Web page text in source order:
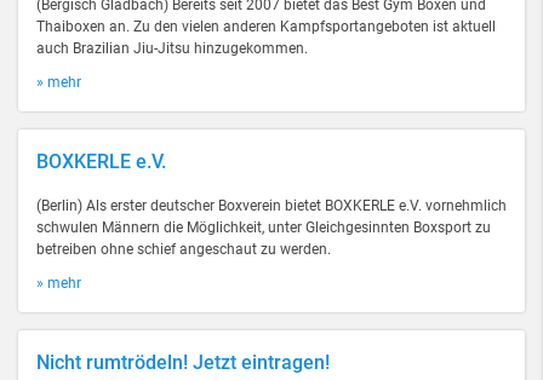
(Bergisch Gladbach) Bereits seit 2007 bietet das Best Gym Boxen und
Thaiboxen an. Zu den vielen anderen Kampfsportangeboten ist aktuell
auch Brazilian Jiu-Jitsu hinzugekommen.
» mehr
BOXKERLE e.V.
(Berlin) Als erster deutscher Boxverein bietet BOXKERLE e.V. vornehmlich
schwulen Männern die Möglichkeit, unter Gleichgesinnten Boxsport zu
betreiben ohne schief angeschaut zu werden.
» mehr
Nicht rumtrödeln! Jetzt eintragen!